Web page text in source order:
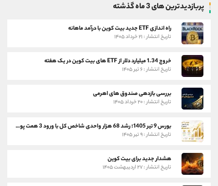
پربازدیدترین های 3 ماه گذشته
راه اندازی ETF جدید بیت کوین با درآمد ماهانه
تاریخ انتشار : ۲۱ خرداد ۱۴۰۵
خروج 1.34 میلیارد دلار از ETF های بیت کوین در یک هفته
تاریخ انتشار : ۶ تیر ۱۴۰۵
بررسی بازدهی صندوق های اهرمی
تاریخ انتشار : ۲۰ خرداد ۱۴۰۵
بورس 9 تیر 1405؛ رشد 68 هزار واحدی شاخص کل با ورود 3 همت پول حقیقی
تاریخ انتشار : ۹ تیر ۱۴۰۵
هشدار جدید برای بیت کوین
تاریخ انتشار : ۲۷ اردیبهشت ۱۴۰۵